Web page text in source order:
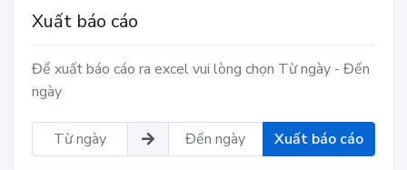
Xuất báo cáo
Để xuất báo cáo ra excel vui lòng chọn Từ ngày - Đến
ngày
Xuất báo cáo